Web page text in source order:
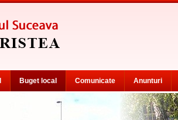
Buget local Comunicate Anunturi